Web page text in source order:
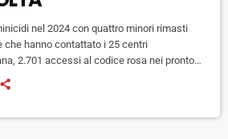
nel 2024 con quattro minori rimasti
che hanno contattato i 25 centri
2.701 accessi al codice rosa nei pronto
all'anno precedente, con episodi in
e anziani. Questi alcuni dei dati